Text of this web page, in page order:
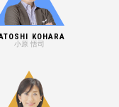
KOHARA
小原 悟司